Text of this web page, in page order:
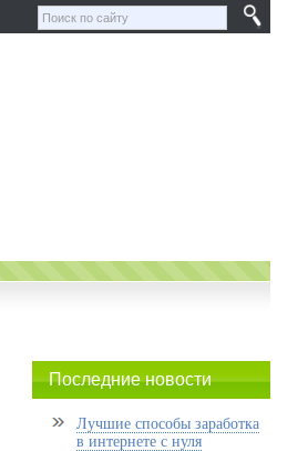
Последние новости
Лучшие способы заработка
в интернете с нуля